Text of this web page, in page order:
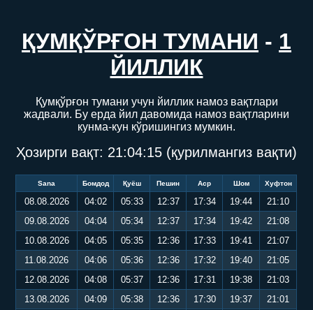
ҚУМҚЎРҒОН ТУМАНИ - 1
ЙИЛЛИК
Қумқўрғон тумани учун йиллик намоз вақтлари
жадвали. Бу ерда йил давомида намоз вақтларини
кунма-кун кўришингиз мумкин.
Ҳозирги вақт: 21:04:16 (қурилмангиз вақти)
Sana Бомдод Қуёш Пешин Аср Шом Хуфтон
08.08.2026 04:02 05:33 12:37 17:34 19:44
21:10
09.08.2026
04:04 05:34 12:37 17:34 19:42
21:08
10.08.2026
04:05 05:35 12:36 17:33 19:41
21:07
11.08.2026
04:06 05:36 12:36 17:32 19:40
21:05
12.08.2026
04:08 05:37 12:36 17:31 19:38
21:03
13.08.2026
04:09 05:38 12:36 17:30 19:37
21:01